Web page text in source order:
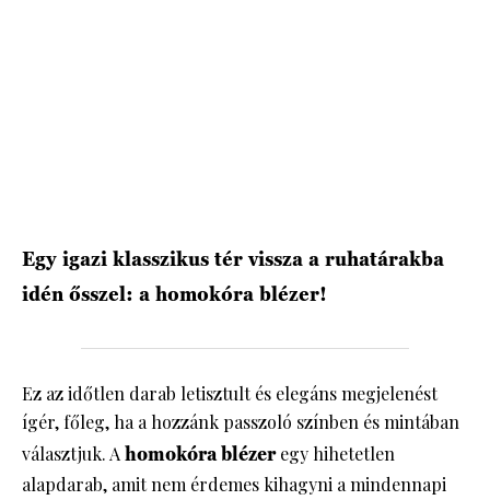
Egy igazi klasszikus tér vissza a ruhatárakba
idén ősszel: a homokóra blézer!
Ez az időtlen darab letisztult és elegáns megjelenést
ígér, főleg, ha a hozzánk passzoló színben és mintában
választjuk. Ahomokórablézeregy hihetetlen
alapdarab, amit nem érdemes kihagyni a mindennapi